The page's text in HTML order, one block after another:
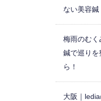
ない美容
梅雨のむく
鍼で巡りを
ら！
大阪｜